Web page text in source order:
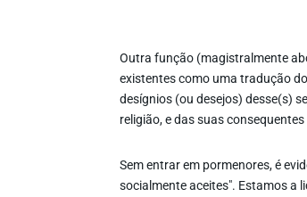
Outra função (magistralmente
existentes como uma tradução
desígnios (ou desejos) desse(s)
religião, e das suas
Sem entrar em pormenores, é
socialmente aceites". Estamos a